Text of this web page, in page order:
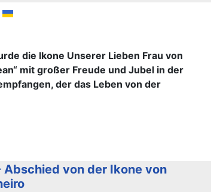
die Ikone Unserer Lieben Frau von
mit großer Freude und Jubel in der
der das Leben von der
von der Ikone von